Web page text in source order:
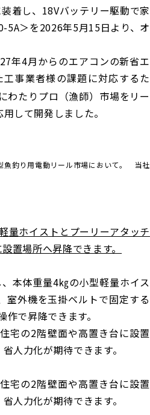
着し、18Vバッテリー駆動で家
5A＞を2026年5月15日より、オ
年4月からのエアコンの新省エ
事業者様の課題に対応するた
わたりプロ（漁師）市場をリー
して開発しました。
釣り用電動リール市場において。 当社
量ホイストとプーリーアタッチ
置場所へ昇降できます。
本体重量4㎏の小型軽量ホイス
室外機を玉掛ベルトで固定する
で昇降できます。
宅の2階壁面や高置き台に設置
省人力化が期待できます。
宅の2階壁面や高置き台に設置
人力化が期待できます。